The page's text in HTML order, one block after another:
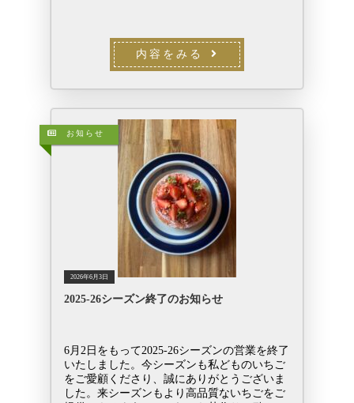
内容をみる
お知らせ
2026年6月3日
2025-26シーズン終了のお知らせ
6月2日をもって2025-26シーズンの営業を終了
いたしました。今シーズンも私どものいちご
をご愛顧くださり、誠にありがとうございま
した。来シーズンもより高品質ないちごをご